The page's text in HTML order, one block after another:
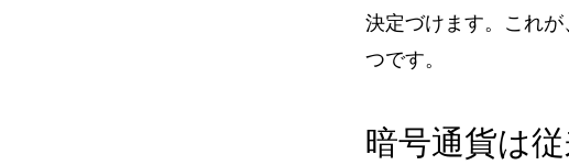
決定づけます。これ
つです。
暗号通貨は